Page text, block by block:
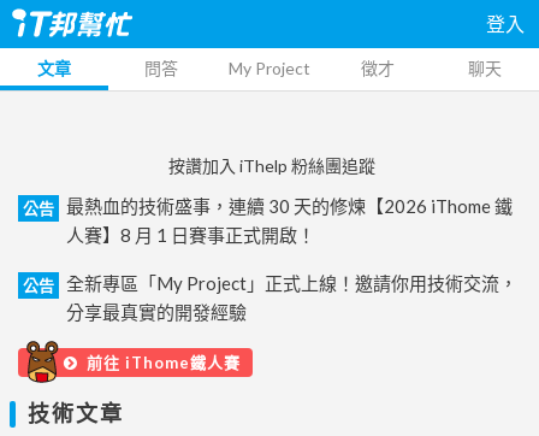
登入
文章 問答 My Project 徵才 聊天
按讚加入 iThelp 粉絲團追蹤
公告
最熱血的技術盛事，連續 30 天的修煉【2026 iThome 鐵
人賽】8 月 1 日賽事正式開啟！
公告
全新專區「My Project」正式上線！邀請你用技術交流，
分享最真實的開發經驗
前往 iThome鐵人賽
技術文章